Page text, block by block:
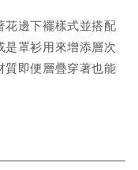
花邊下襬樣式並搭配
是罩衫用來增添層次
質即便層疊穿著也能